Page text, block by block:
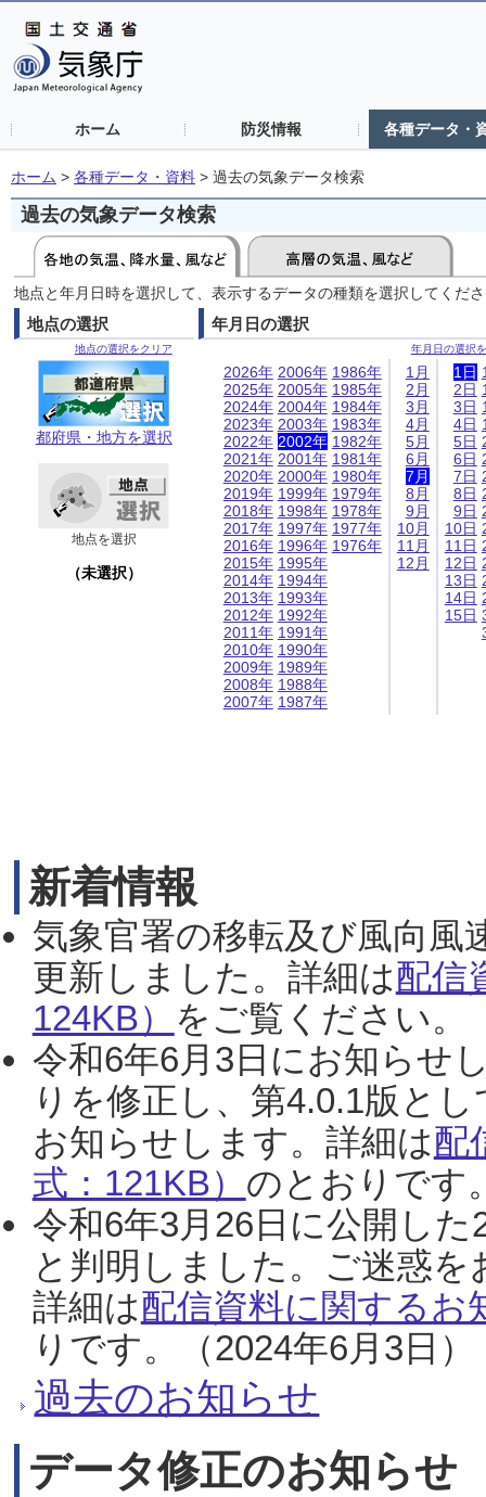
ホーム 防災情報 各種データ・
ホーム > 各種データ・資料 > 過去の気象データ検索
過去の気象データ検索
地点と年月日時を選択して、表示するデータの種類を選択してくだ
地点の選択
地点の選択をクリア
都府県・地方を選択
地点を選択
（未選択）
年月日の選択
年月日の選択
2026年
2025年
2024年
2023年
2022年
2021年
2020年
2019年
2018年
2017年
2016年
2015年
2014年
2013年
2012年
2011年
2010年
2009年
2008年
2007年
2006年
2005年
2004年
2003年
2002年
2001年
2000年
1999年
1998年
1997年
1996年
1995年
1994年
1993年
1992年
1991年
1990年
1989年
1988年
1987年
1986年
1985年
1984年
1983年
1982年
1981年
1980年
1979年
1978年
1977年
1976年
1月
2月
3月
4月
5月
6月
7月
8月
9月
10月
11月
12月
1日
2日
3日
4日
5日
6日
7日
8日
9日
10日
11日
12日
13日
14日
15日
新着情報
気象官署の移転及び風向風
更新しました。詳細は配信
124KB） をご覧ください。
令和6年6月3日にお知らせ
りを修正し、第4.0.1版と
お知らせします。詳細は配
式：121KB） のとおりです
令和6年3月26日に公開し
と判明しました。ご迷惑
詳細は配信資料に関するお
りです。（2024年6月3日）
過去のお知らせ
データ修正のお知らせ